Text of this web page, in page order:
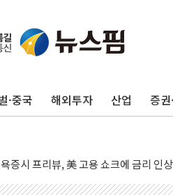
·중국 해외투자 산업 증권
의 핵심 원유 수출항 '하르그섬', 최
고용 쇼크에 엔화 장중 급등…시장은 "
증시 프리뷰, 美 고용 쇼크에 금리
합] 美 7월 고용 2만3000명 감소 '쇼크